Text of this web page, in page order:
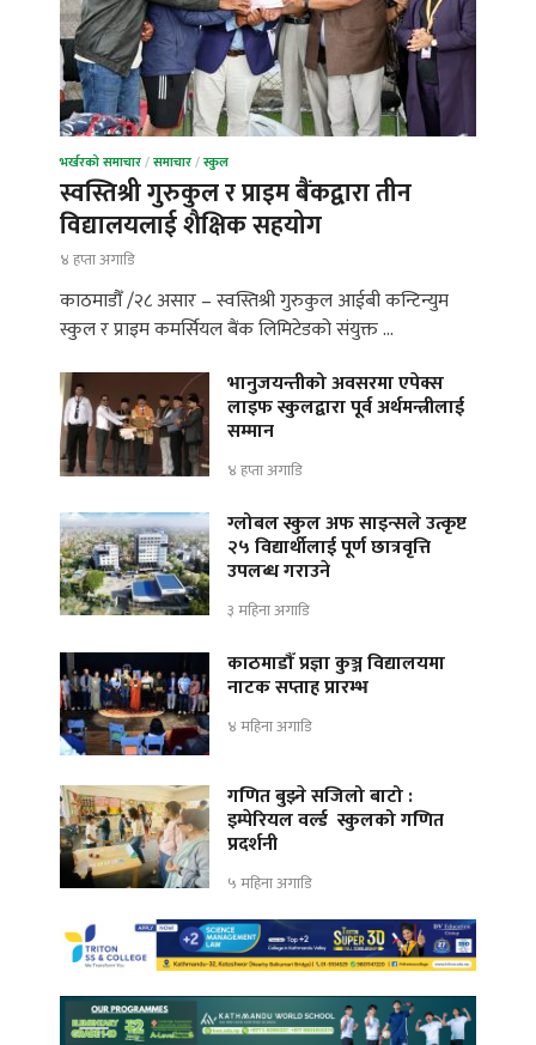
भर्खरको समाचार/समाचार/स्कुल
स्वस्तिश्री गुरुकुल र प्राइम बैंकद्वारा तीन
विद्यालयलाई शैक्षिक सहयोग
४ हप्ता अगाडि
काठमाडौँ /२८ असार – स्वस्तिश्री गुरुकुल आईबी कन्टिन्युम
स्कुल र प्राइम कमर्सियल बैंक लिमिटेडको संयुक्त …
भानुजयन्तीको अवसरमा एपेक्स
लाइफ स्कुलद्वारा पूर्व अर्थमन्त्रीलाई
सम्मान
४ हप्ता अगाडि
ग्लोबल स्कुल अफ साइन्सले उत्कृष्ट
२५ विद्यार्थीलाई पूर्ण छात्रवृत्ति
उपलब्ध गराउने
३ महिना अगाडि
काठमाडौँ प्रज्ञा कुञ्ज विद्यालयमा
नाटक सप्ताह प्रारम्भ
४ महिना अगाडि
गणित बुझ्ने सजिलो बाटो :
इम्पेरियल वर्ल्ड स्कुलको गणित
प्रदर्शनी
५ महिना अगाडि